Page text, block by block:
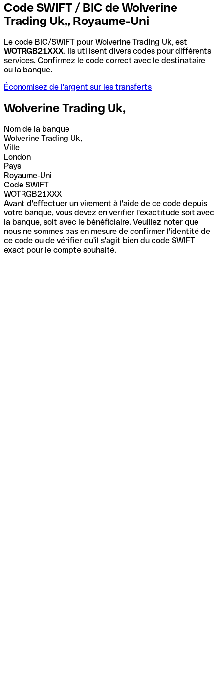
Code SWIFT / BIC de Wolverine
Trading Uk,, Royaume-Uni
Le code BIC/SWIFT pour Wolverine Trading Uk, est
WOTRGB21XXX. Ils utilisent divers codes pour différents
services. Confirmez le code correct avec le destinataire
ou la banque.
Économisez de l'argent sur les transferts
Wolverine Trading Uk,
Nom de la banque
Wolverine Trading Uk,
Ville
London
Pays
Royaume-Uni
Code SWIFT
WOTRGB21XXX
Avant d'effectuer un virement à l'aide de ce code depuis
votre banque, vous devez en vérifier l'exactitude soit avec
la banque, soit avec le bénéficiaire. Veuillez noter que
nous ne sommes pas en mesure de confirmer l'identité de
ce code ou de vérifier qu'il s'agit bien du code SWIFT
exact pour le compte souhaité.